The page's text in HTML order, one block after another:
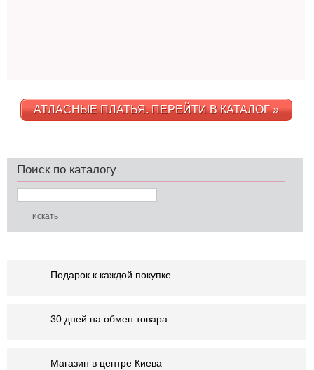
АТЛАСНЫЕ ПЛАТЬЯ. ПЕРЕЙТИ В КАТАЛОГ »
Поиск по каталогу
Подарок к каждой покупке
30 дней на обмен товара
Магазин в центре Киева